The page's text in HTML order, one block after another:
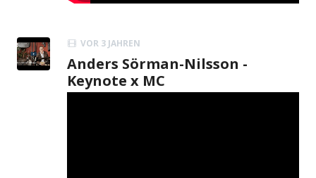
VOR 3 JAHREN
Anders Sörman-Nilsson -
Keynote x MC